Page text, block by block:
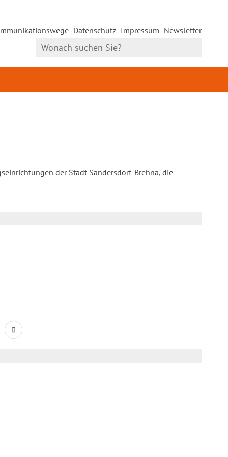
Datenschutz Impressum Newsletter
der Stadt Sandersdorf-Brehna, die